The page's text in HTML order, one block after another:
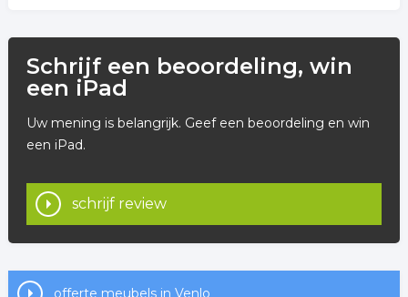
Schrijf een beoordeling, win
een iPad
Uw mening is belangrijk. Geef een beoordeling en win
een iPad.
schrijf review
offerte meubels in Venlo